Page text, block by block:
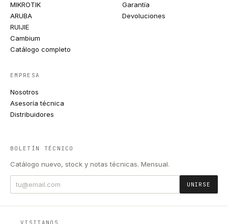
MIKROTIK
ARUBA
RUIJIE
Cambium
Catálogo completo
Garantía
Devoluciones
EMPRESA
Nosotros
Asesoría técnica
Distribuidores
BOLETÍN TÉCNICO
Catálogo nuevo, stock y notas técnicas. Mensual.
UNIRSE
VISITANOS